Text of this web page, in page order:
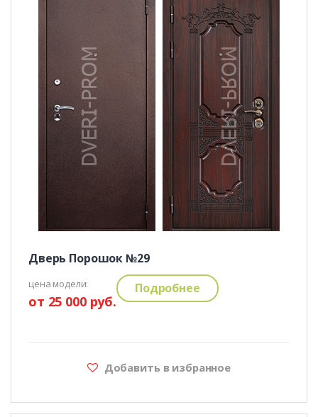
Дверь Порошок №29
цена модели:
от 25 000 руб.
Подробнее
Добавить в избранное